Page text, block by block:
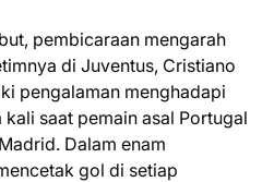
pembicaraan mengarah
di Juventus, Cristiano
pengalaman menghadapi
saat pemain asal Portugal
Dalam enam
gol di setiap